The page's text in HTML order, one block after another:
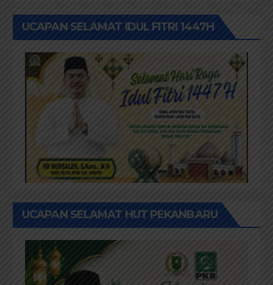
UCAPAN SELAMAT IDUL FITRI 1447H
UCAPAN SELAMAT HUT PEKANBARU